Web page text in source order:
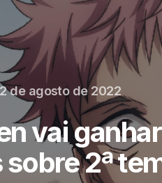
de agosto de 2022
vai ganhar
2ª